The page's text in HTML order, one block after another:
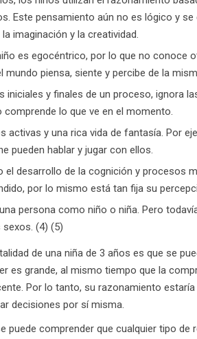
Este pensamiento aún no es lógico y
imaginación y la creatividad.
es egocéntrico, por lo que no conoce
mundo piensa, siente y percibe de la
iniciales y finales de un proceso, ignora
lo que ve en el momento.
activas y una rica vida de fantasía. Por
pueden hablar y jugar con ellos.
el desarrollo de la cognición y procesos
por lo mismo está tan fija su
persona como niño o niña. Pero
(4) (5)
de una niña de 3 años es que se
es grande, al mismo tiempo que la
Por lo tanto, su razonamiento
decisiones por sí misma.
puede comprender que cualquier tipo de